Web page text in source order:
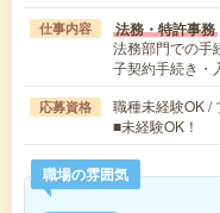
仕事内容 法務・特許事務
法務部門での手
子契約手続き・
応募資格
職種未経験OK /
■未経験OK！
職場の雰囲気